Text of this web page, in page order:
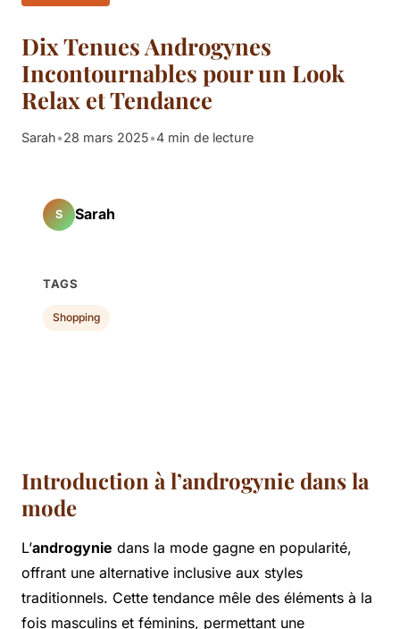
Dix Tenues Androgynes
Incontournables pour un Look
Relax et Tendance
Sarah•28 mars 2025•4 min de lecture
Introduction à l’androgynie dans la
mode
L’androgynie dans la mode gagne en popularité,
offrant une alternative inclusive aux styles
traditionnels. Cette tendance mêle des éléments à la
fois masculins et féminins, permettant une
S Sarah
TAGS
Shopping